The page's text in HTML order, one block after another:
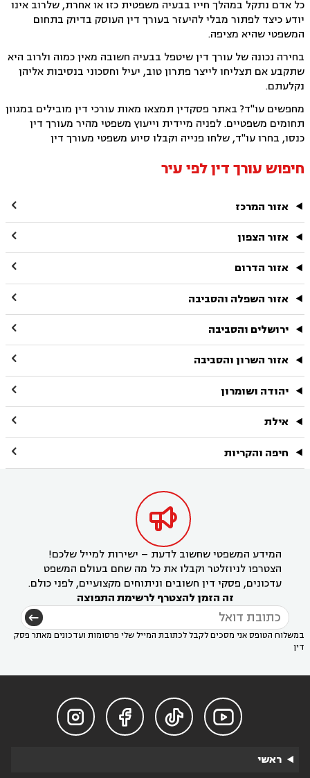
כל אדם נתקל במהלך חייו בבעיה משפטית כזו או אחרת, שלרוב אינו
יודע כיצד לפתור מבלי להיעזר בעורך דין העוסק בדיוק בתחום
המשפטי שהיא מציפה.
בחירה נכונה של עורך דין שיטפל בבעיה חשובה מאין כמוה ולרוב היא
שתקבע אם תצליחו לייצר פתרון טוב, יעיל וחסכוני בנסיבות אליהן
נקלעתם.
מחפשים עו"ד? באתר פסקדין תמצאו מאות עורכי דין מובילים במגוון
תחומים משפטיים. לפניה מיידית וייעוץ משפטי מהיר מעורך דין
כנסו, בחרו עו"ד, שלחו פנייה וקבלו סיוע משפטי מעורך דין
חיפוש עורך דין לפי עיר
אזור המרכז 
אזור הצפון 
אזור הדרום 
אזור השפלה והסביבה 
ירושלים והסביבה 
אזור השרון והסביבה 
יהודה ושומרון 
אילת 
חיפה והקריות 

המידע המשפטי שחשוב לדעת – ישירות למייל שלכם!
הצטרפו לניוזלטר וקבלו את כל מה שחם בעולם המשפט
עדכונים, פסקי דין חשובים וניתוחים מקצועיים, לפני כולם.
זה הזמן להצטרף לרשימת התפוצה
במשלוח הטופס אני מסכים לקבל לכתובת המייל שלי פרסומות ועדכונים מאתר פסק
דין




ראשי